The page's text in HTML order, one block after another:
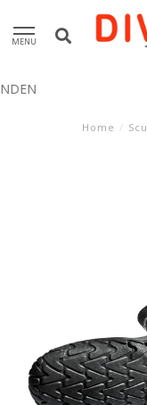
MENU
Home /